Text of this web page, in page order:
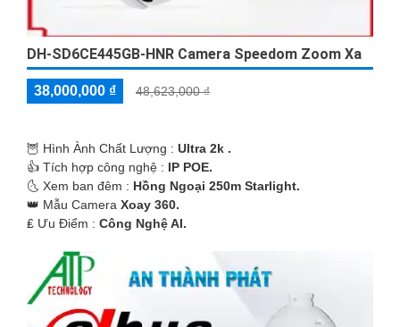
DH-SD6CE445GB-HNR Camera Speedom Zoom Xa
38,000,000 ₫ 48,623,000 ₫
🦉 Hình Ành Chất Lượng : Ultra 2k .
👍 Tích hợp công nghệ : IP POE.
🌜 Xem ban đêm : Hồng Ngoại 250m Starlight.
👑 Mẫu Camera Xoay 360.
️₤ Ưu Điểm : Công Nghệ AI.